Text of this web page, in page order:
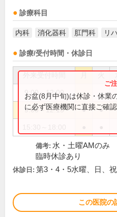
診療科目
内科 消化器科 肛門科 リ
診療/受付時間・休診日
9:00～12:00
9:00～12:15 ● ●
お盆(8月中旬)は休診・休業
に必ず医療機関に直接ご確認
備考: 水・土曜AMのみ
臨時休診あり
休診日: 第3・4・5水曜、日、祝
この医院の